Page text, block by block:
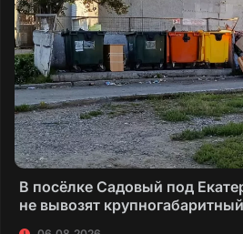
В посёлке Садовый под
не вывозят